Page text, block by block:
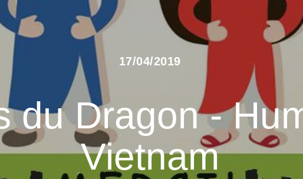
17/04/2019
du Dragon -
Vietnam